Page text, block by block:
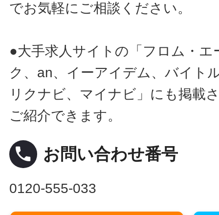
でお気軽にご相談ください。
●大手求人サイトの「フロム・
ク、an、イーアイデム、バイト
リクナビ、マイナビ」にも掲載
ご紹介できます。
local_phone お問い合わせ番号
0120-555-033